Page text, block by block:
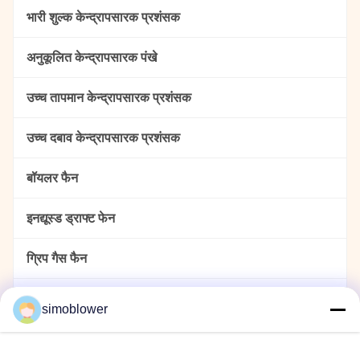
भारी शुल्क केन्द्रापसारक प्रशंसक
अनुकूलित केन्द्रापसारक पंखे
उच्च तापमान केन्द्रापसारक प्रशंसक
उच्च दबाव केन्द्रापसारक प्रशंसक
बॉयलर फैन
इनद्यूस्ड ड्राफ्ट फेन
ग्रिप गैस फैन
धूल कलेक्टर फैन
simoblower